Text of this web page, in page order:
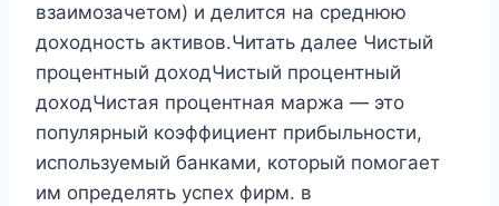
взаимозачетом) и делится на среднюю
доходность активов.Читать далее Чистый
процентный доходЧистый процентный
доходЧистая процентная маржа — это
популярный коэффициент прибыльности,
используемый банками, который помогает
им определять успех фирм. в